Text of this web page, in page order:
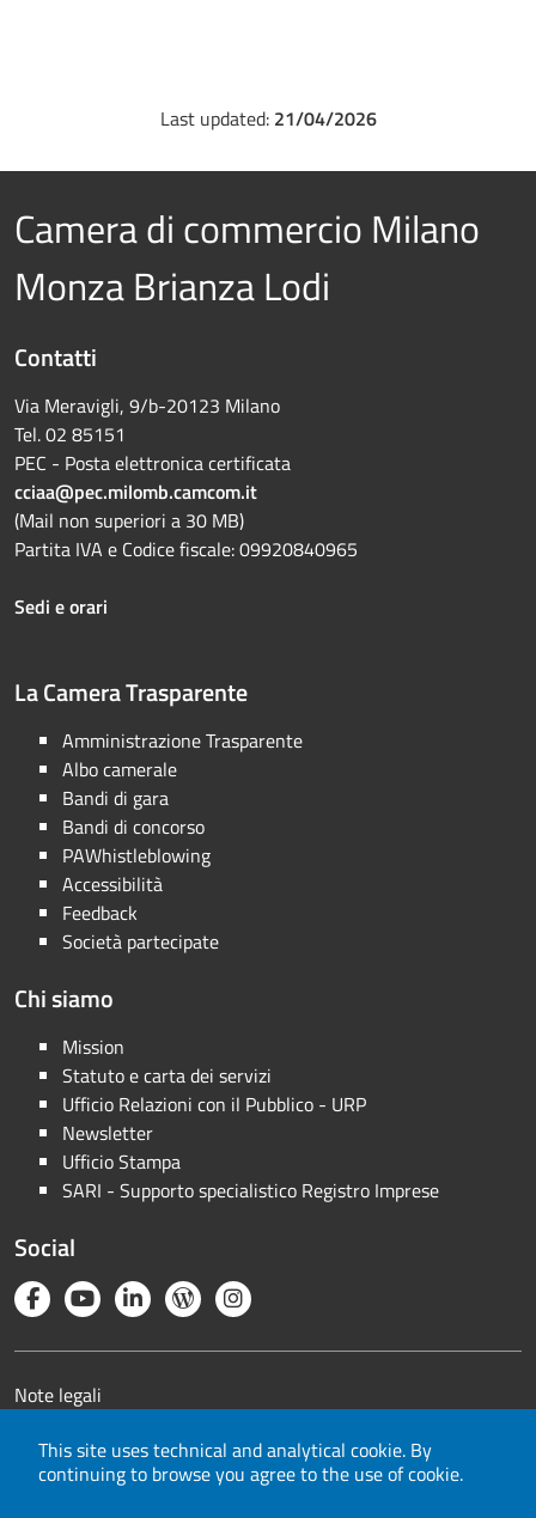
This site uses technical and analytical cookie. By
continuing to browse you agree to the use of cookie.
Last updated: 21/04/2026
Camera di commercio Milano
Monza Brianza Lodi
Contatti
Via Meravigli, 9/b-20123 Milano
Tel. 02 85151
PEC - Posta elettronica certificata
cciaa@pec.milomb.camcom.it
(Mail non superiori a 30 MB)
Partita IVA e Codice fiscale: 09920840965
Sedi e orari
La Camera Trasparente
Amministrazione Trasparente
Albo camerale
Bandi di gara
Bandi di concorso
PAWhistleblowing
Accessibilità
Feedback
Società partecipate
Chi siamo
Mission
Statuto e carta dei servizi
Ufficio Relazioni con il Pubblico - URP
Newsletter
Ufficio Stampa
SARI - Supporto specialistico Registro Imprese
Social
Note legali
Cookie
Mappa del sito